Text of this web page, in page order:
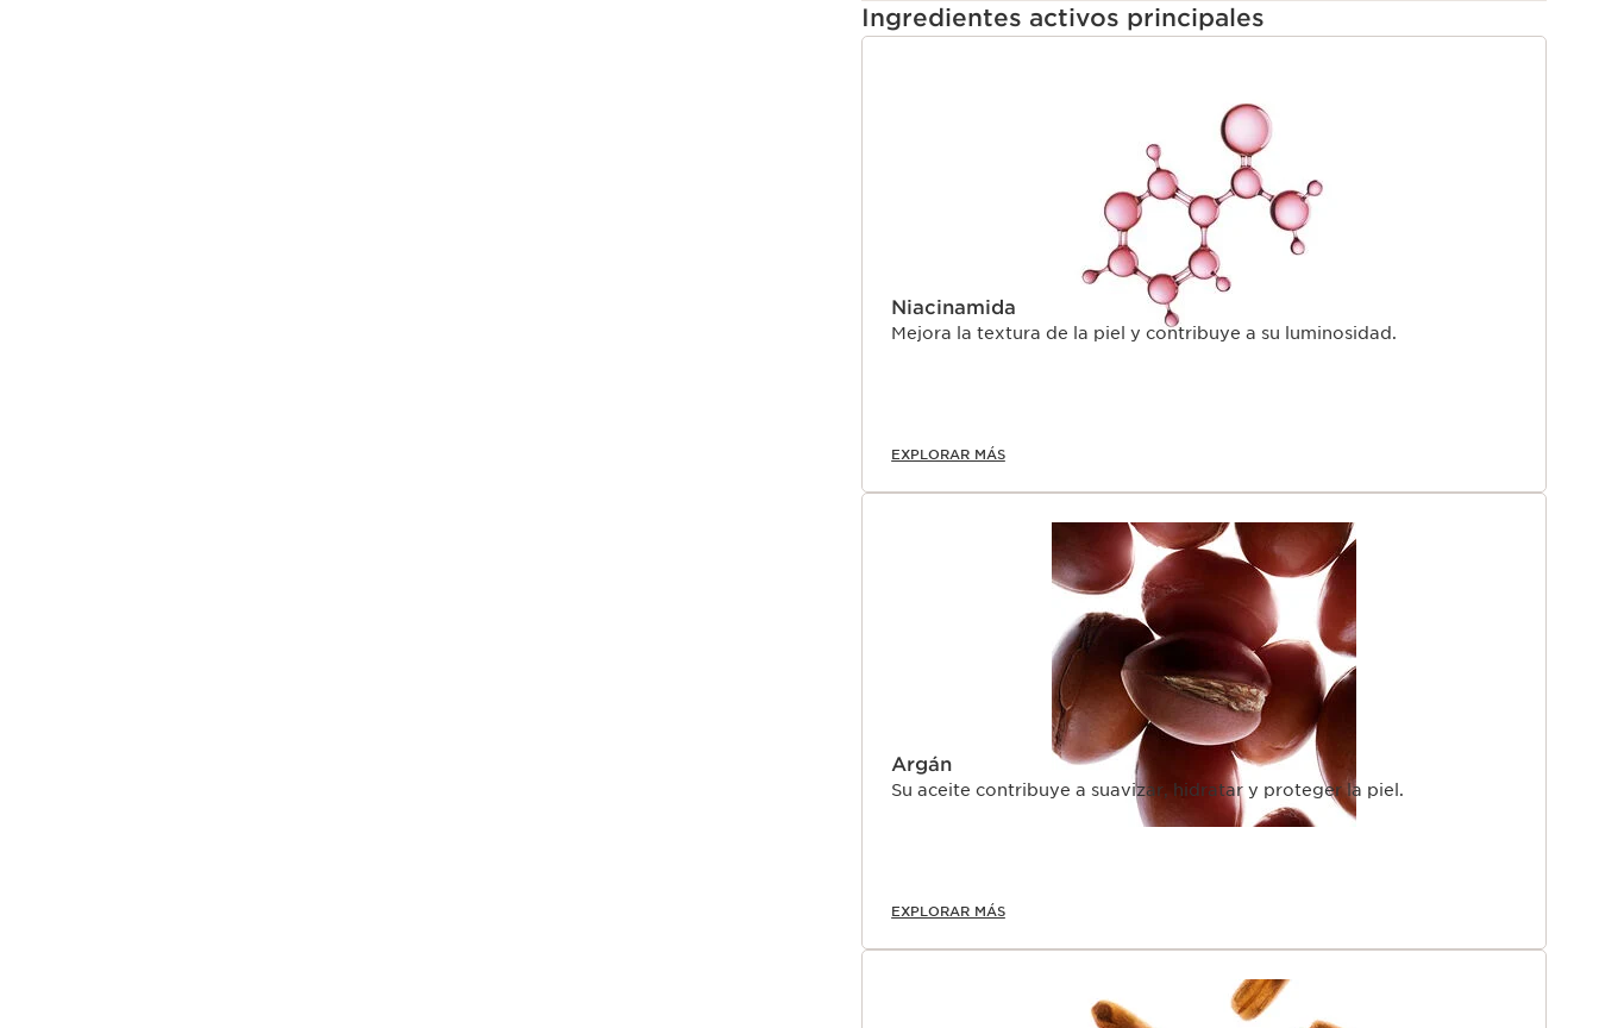
El colágeno de la piel aumenta un 53%*.
colágeno de alta calidad bien estructurado.
¿Sabias que? El colágeno es la proteína clave para mantener la juventud y
firmeza de la piel. A partir de los 25 años, las reservas de colágeno comienzan
a disminuir.Los Laboratorios Clarins, con más de 45 años de experiencia en
firmeza, ofrecen una solución innovadora para combatir los signos visibles de
la pérdida de colágeno en la piel. Esta fórmula única ayuda lograr una
apariencia más firme y rejuvenecida en tu piel.
Ingredientes activos principales
Niacinamida
Mejora la textura de la piel y contribuye a su luminosidad.
EXPLORAR MÁS
Argán
Su aceite contribuye a suavizar, hidratar y proteger la piel.
EXPLORAR MÁS